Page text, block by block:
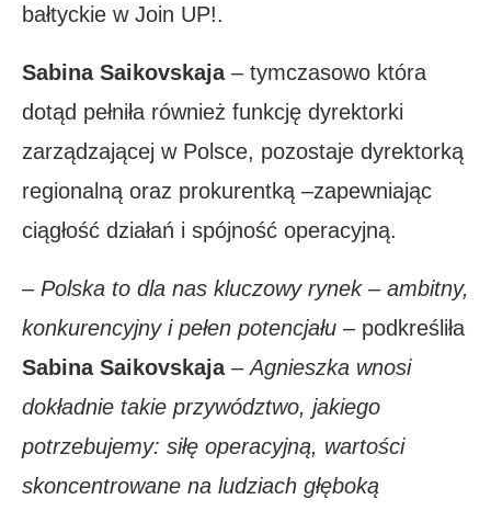
bałtyckie w Join UP!.
Sabina Saikovskaja– tymczasowo która
dotąd pełniła również funkcję dyrektorki
zarządzającej w Polsce, pozostaje dyrektorką
regionalną oraz prokurentką –zapewniając
ciągłość działań i spójność operacyjną.
– Polska to dla nas kluczowy rynek – ambitny,
konkurencyjny i pełen potencjału – podkreśliła
Sabina Saikovskaja–Agnieszka wnosi
dokładnie takie przywództwo, jakiego
potrzebujemy: siłę operacyjną, wartości
skoncentrowane na ludziach głęboką